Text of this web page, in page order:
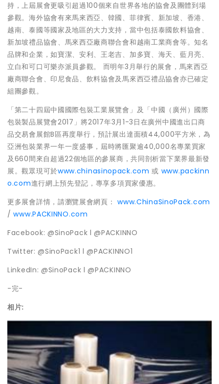
持，上屆展會更吸引超過100個來自世界各地的協會及團體到場
參觀。海外協會有來馬來西亞、韓國、菲律賓、新加坡、香港、
越南、泰國等國家及地區的大力支持，當中包括泰國飲料協會、
新加坡禮品協會、馬來西亞廠商聯合會和越南工業商會等。知名
品牌和企業，如寶潔、安利、王老吉、加多寶、海天、藍月亮、
立白和可口可樂亦派員參觀。 而明年3月舉行的展會，馬來西亞
廠商聯合會、印尼食品、飲料協會及馬來西亞禮品協會亦已確定
組團參觀。
「第二十四屆中國國際包裝工業展覽會」及「中國（廣州）國際
包裝製品展覽會2017」將2017年3月1-3日在廣州中國進出口商
品交易會展館B區再度舉行，預計展出達面積44,000平方米，為
亞洲包裝業界一年一度盛事，屆時將匯聚逾40,000名專業買家
及660間來自超過22個地區的參展商，共同剖析當下業界最新發
展。觀眾現可於www.chinasinopack.com 或 www.packinn
o.com進行網上預先登記，專享多項買家優惠。
更多展會詳情，請瀏覽展會網頁：www.ChinaSinoPack.com
/www.PACKINNO.com
Facebook: @SinoPack l @PACKINNO
Twitter: @SinoPack1 l @PACKINNO1
LinkedIn: @SinoPack l @PACKINNO
-完-
相片: